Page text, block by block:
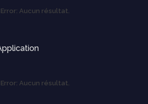
Error: Aucun résultat.
Error: Aucun résultat.